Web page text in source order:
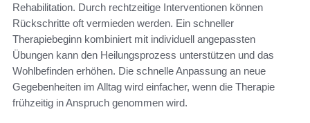
Rehabilitation. Durch rechtzeitige Interventionen können
Rückschritte oft vermieden werden. Ein schneller
Therapiebeginn kombiniert mit individuell angepassten
Übungen kann den Heilungsprozess unterstützen und das
Wohlbefinden erhöhen. Die schnelle Anpassung an neue
Gegebenheiten im Alltag wird einfacher, wenn die Therapie
frühzeitig in Anspruch genommen wird.